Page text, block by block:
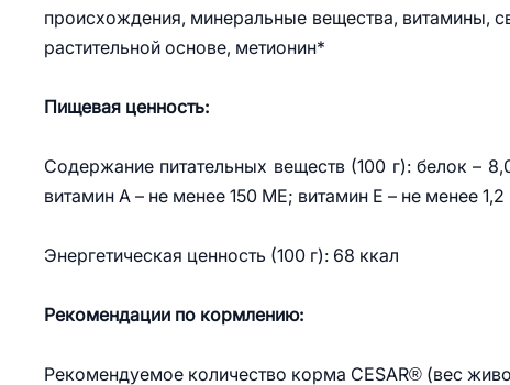
происхождения, минеральные вещества, витамины,
растительной основе, метионин*
Пищевая ценность:
Содержание питательных веществ (100 г): белок –
витамин А – не менее 150 МЕ; витамин Е – не менее 1,2
Энергетическая ценность (100 г): 68 ккал
Рекомендации по кормлению:
Рекомендуемое количество корма CESAR® (вес